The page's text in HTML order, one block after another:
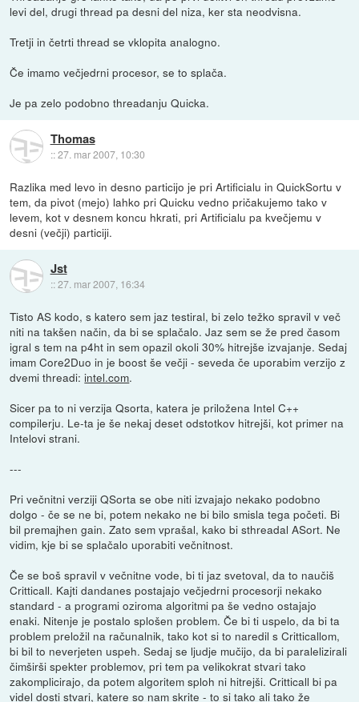
levi del, drugi thread pa desni del niza, ker sta neodvisna.
Tretji in četrti thread se vklopita analogno.
Če imamo večjedrni procesor, se to splača.
Je pa zelo podobno threadanju Quicka.
Thomas
::27. mar 2007, 10:30
Razlika med levo in desno particijo je pri Artificialu in QuickSortu v
tem, da pivot (mejo) lahko pri Quicku vedno pričakujemo tako v
levem, kot v desnem koncu hkrati, pri Artificialu pa kvečjemu v
desni (večji) particiji.
Jst
::27. mar 2007, 16:34
Tisto AS kodo, s katero sem jaz testiral, bi zelo težko spravil v več
niti na takšen način, da bi se splačalo. Jaz sem se že pred časom
igral s tem na p4ht in sem opazil okoli 30% hitrejše izvajanje. Sedaj
imam Core2Duo in je boost še večji - seveda če uporabim verzijo z
dvemi threadi:intel.com.
Sicer pa to ni verzija Qsorta, katera je priložena Intel C++
compilerju. Le-ta je še nekaj deset odstotkov hitrejši, kot primer na
Intelovi strani.
---
Pri večnitni verziji QSorta se obe niti izvajajo nekako podobno
dolgo - če se ne bi, potem nekako ne bi bilo smisla tega početi. Bi
bil premajhen gain. Zato sem vprašal, kako bi sthreadal ASort. Ne
vidim, kje bi se splačalo uporabiti večnitnost.
Če se boš spravil v večnitne vode, bi ti jaz svetoval, da to naučiš
Critticall. Kajti dandanes postajajo večjedrni procesorji nekako
standard - a programi oziroma algoritmi pa še vedno ostajajo
enaki. Nitenje je postalo splošen problem. Če bi ti uspelo, da bi ta
problem preložil na računalnik, tako kot si to naredil s Critticallom,
bi bil to neverjeten uspeh. Sedaj se ljudje mučijo, da bi paralelizirali
čimširši spekter problemov, pri tem pa velikokrat stvari tako
zakomplicirajo, da potem algoritem sploh ni hitrejši. Critticall bi pa
videl dosti stvari, katere so nam skrite - to si tako ali tako že